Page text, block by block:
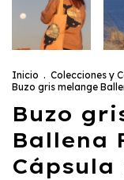
Inicio . Colecciones y
Buzo gris melange
Buzo
Ballena
Cápsula